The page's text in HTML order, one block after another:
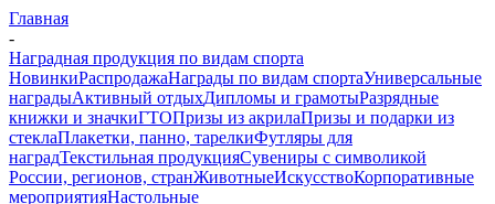
Главная
-
Наградная продукция по видам спорта
НовинкиРаспродажаНаграды по видам спортаУниверсальные
наградыАктивный отдыхДипломы и грамотыРазрядные
книжки и значкиГТОПризы из акрилаПризы и подарки из
стеклаПлакетки, панно, тарелкиФутляры для
наградТекстильная продукцияСувениры с символикой
России, регионов, странЖивотныеИскусствоКорпоративные
мероприятияНастольные